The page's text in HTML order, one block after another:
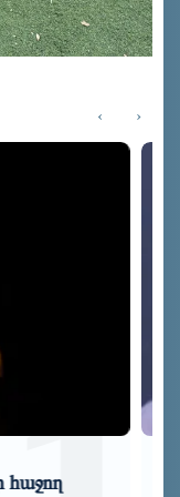
Արցախի
‹ ›